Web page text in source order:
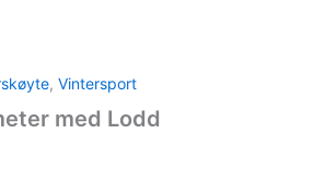
, Vintersport
med Lodd